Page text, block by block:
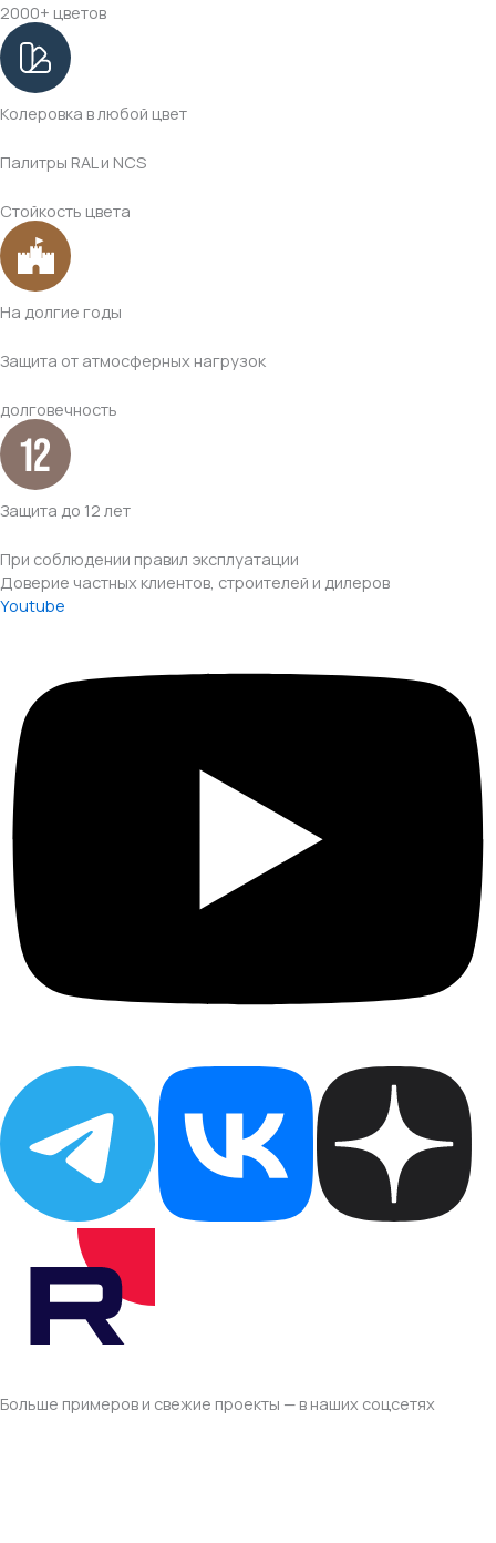
2000+ цветов
Колеровка в любой цвет
Палитры RAL и NCS
Стойкость цвета
На долгие годы
Защита от атмосферных нагрузок
долговечность
Защита до 12 лет
При соблюдении правил эксплуатации
Доверие частных клиентов, строителей и дилеров
Youtube
Больше примеров и свежие проекты — в наших соцсетях